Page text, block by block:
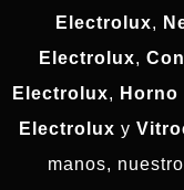
Electrolux,
Electrolux,
Electrolux,
Electrolux y
manos, nuestro